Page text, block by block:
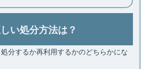
い処分方法は？
分するか再利用するかのどちらかにな